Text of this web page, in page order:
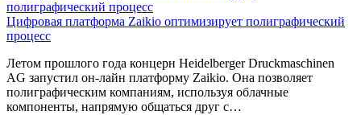
Цифровая платформа Zaikio оптимизирует полиграфический
процесс
Летом прошлого года концерн Heidelberger Druckmaschinen
AG запустил он-лайн платформу Zaikio. Она позволяет
полиграфическим компаниям, используя облачные
компоненты, напрямую общаться друг с…